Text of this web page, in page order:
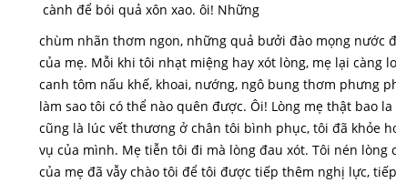
cành để bói quả xôn xao. ôi! Những
chùm nhãn thơm ngon, những quả bưởi đào mọng nước
của mẹ. Mỗi khi tôi nhạt miệng hay xót lòng, mẹ lại càng
canh tôm nấu khế, khoai, nướng, ngô bung thơm phưng
làm sao tôi có thể nào quên được. Ôi! Lòng mẹ thật bao
cũng là lúc vết thương ở chân tôi bình phục, tôi đã khỏe
vụ của mình. Mẹ tiễn tôi đi mà lòng đau xót. Tôi nén lòng
của mẹ đã vẫy chào tôi để tôi được tiếp thêm nghị lực,